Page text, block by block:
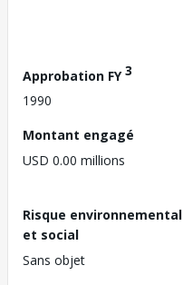
Approbation FY3
1990
Montant engagé
USD 0.00 millions
Risque environnemental
et social
Sans objet